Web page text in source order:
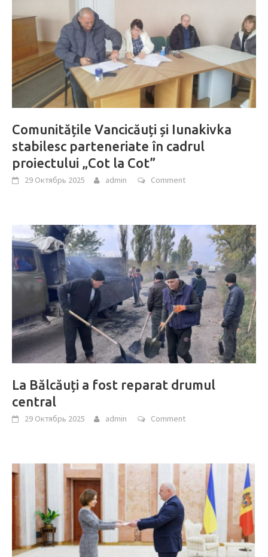
Comunitățile Vancicăuți și Iunakivka
stabilesc parteneriate în cadrul
proiectului „Cot la Cot”
29 Октябрь 2025 admin Comment
La Bălcăuți a fost reparat drumul
central
29 Октябрь 2025 admin Comment